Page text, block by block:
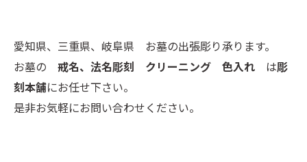
愛知県、三重県、岐阜県 お墓の出張彫り承ります。
お墓の 戒名、法名彫刻 クリーニング 色入れ は彫
刻本舗にお任せ下さい。
是非お気軽にお問い合わせください。